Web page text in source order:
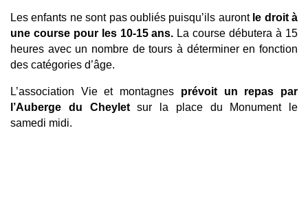
Les enfants ne sont pas oubliés puisqu’ils auront le droit à
une course pour les 10-15 ans. La course débutera à 15
heures avec un nombre de tours à déterminer en fonction
des catégories d’âge.
L’association Vie et montagnes prévoit un repas par
l’Auberge du Cheylet sur la place du Monument le
samedi midi.